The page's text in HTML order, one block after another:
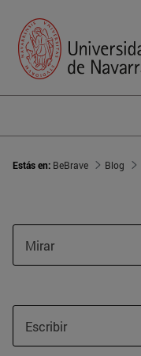
Estás en: BeBrave Blog
Mirar
Escribir